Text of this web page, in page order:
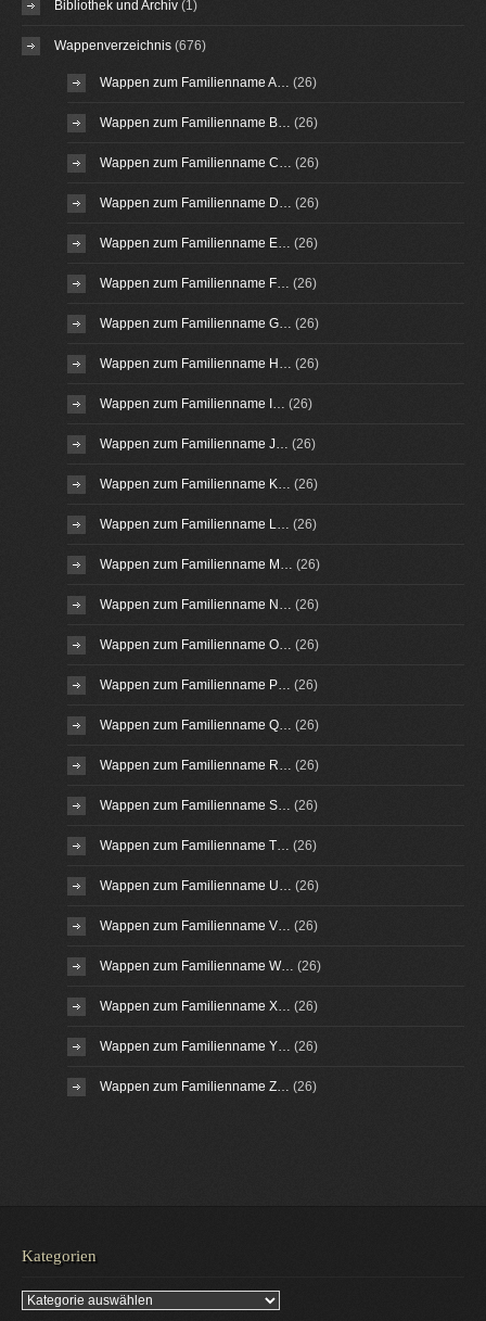
Bibliothek und Archiv (1)
Wappenverzeichnis (676)
Wappen zum Familienname A… (26)
Wappen zum Familienname B… (26)
Wappen zum Familienname C… (26)
Wappen zum Familienname D… (26)
Wappen zum Familienname E… (26)
Wappen zum Familienname F… (26)
Wappen zum Familienname G… (26)
Wappen zum Familienname H… (26)
Wappen zum Familienname I… (26)
Wappen zum Familienname J… (26)
Wappen zum Familienname K… (26)
Wappen zum Familienname L… (26)
Wappen zum Familienname M… (26)
Wappen zum Familienname N… (26)
Wappen zum Familienname O… (26)
Wappen zum Familienname P… (26)
Wappen zum Familienname Q… (26)
Wappen zum Familienname R… (26)
Wappen zum Familienname S… (26)
Wappen zum Familienname T… (26)
Wappen zum Familienname U… (26)
Wappen zum Familienname V… (26)
Wappen zum Familienname W… (26)
Wappen zum Familienname X… (26)
Wappen zum Familienname Y… (26)
Wappen zum Familienname Z… (26)
Kategorien
Kategorien